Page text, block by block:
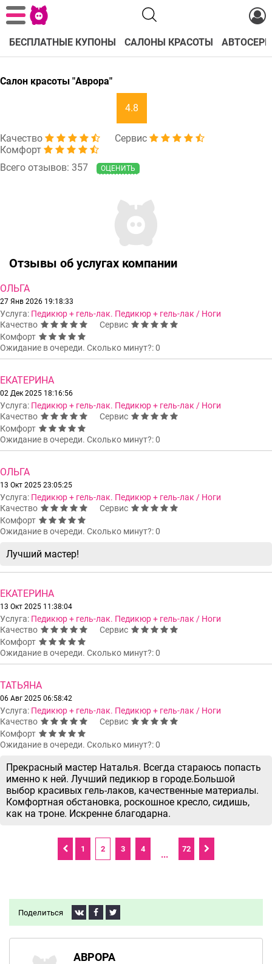
БЕСПЛАТНЫЕ КУПОНЫ САЛОНЫ КРАСОТЫ
Салон красоты "Аврора"
4.8
Качество
Сервис
Комфорт
Всего отзывов: 357
ОЦЕНИТЬ
Поделиться
АВРОРА
Отзывы об услугах компании
ОЛЬГА
27 Янв 2026 19:18:33
Услуга: Педикюр + гель-лак. Педикюр + гель-лак / Ноги
Качество
Сервис
Комфорт
Ожидание в очереди. Сколько минут?: 0
ЕКАТЕРИНА
02 Дек 2025 18:16:56
Услуга: Педикюр + гель-лак. Педикюр + гель-лак / Ноги
Качество
Сервис
Комфорт
Ожидание в очереди. Сколько минут?: 0
ОЛЬГА
13 Окт 2025 23:05:25
Услуга: Педикюр + гель-лак. Педикюр + гель-лак / Ноги
Качество
Сервис
Комфорт
Ожидание в очереди. Сколько минут?: 0
Лучший мастер!
ЕКАТЕРИНА
13 Окт 2025 11:38:04
Услуга: Педикюр + гель-лак. Педикюр + гель-лак / Ноги
Качество
Сервис
Комфорт
Ожидание в очереди. Сколько минут?: 0
ТАТЬЯНА
06 Авг 2025 06:58:42
Услуга: Педикюр + гель-лак. Педикюр + гель-лак / Ноги
Качество
Сервис
Комфорт
Ожидание в очереди. Сколько минут?: 0
Прекрасный мастер Наталья. Всегда стараюсь попасть
именно к ней. Лучший педикюр в городе.Большой
выбор красивых гель-лаков, качественные материалы.
Комфортная обстановка, роскошное кресло, сидишь,
как на троне. Искренне благодарна.
1 2 3 4
...
72